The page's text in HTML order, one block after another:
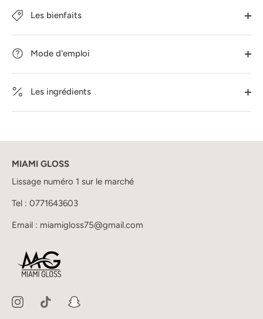
Les bienfaits
Mode d'emploi
Les ingrédients
MIAMI GLOSS
Lissage numéro 1 sur le marché
Tel : 0771643603
Email : miamigloss75@gmail.com